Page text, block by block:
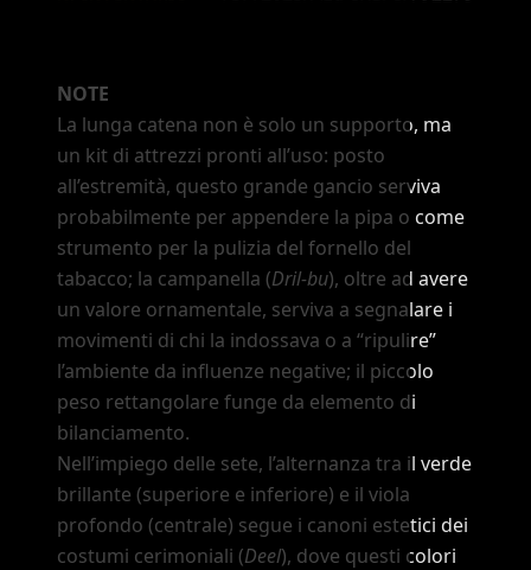
NOTE
La lunga catena non è solo un supporto, ma
un kit di attrezzi pronti all’uso: posto
all’estremità, questo grande gancio serviva
probabilmente per appendere la pipa o come
strumento per la pulizia del fornello del
tabacco; la campanella (Dril-bu), oltre ad avere
un valore ornamentale, serviva a segnalare i
movimenti di chi la indossava o a “ripulire”
l’ambiente da influenze negative; il piccolo
peso rettangolare funge da elemento di
bilanciamento.
Nell’impiego delle sete, l’alternanza tra il verde
brillante (superiore e inferiore) e il viola
profondo (centrale) segue i canoni estetici dei
costumi cerimoniali (Deel), dove questi colori